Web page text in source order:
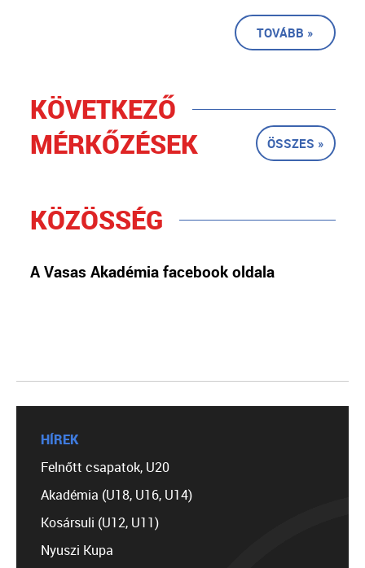
TOVÁBB »
KÖVETKEZŐ
MÉRKŐZÉSEK
ÖSSZES »
KÖZÖSSÉG
A Vasas Akadémia facebook oldala
HÍREK
Felnőtt csapatok, U20
Akadémia (U18, U16, U14)
Kosársuli (U12, U11)
Nyuszi Kupa